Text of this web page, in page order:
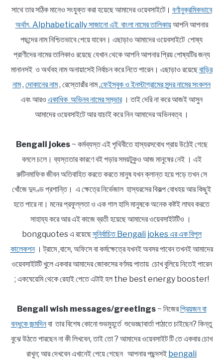
সাথে তার সঠিক মানেও সংযুক্ত করা হয়েছে আমাদের ওয়েবসাইটে। বর্ণানুক্রমিকভাবে
অর্থাৎ Alphabetically সাজানো এই বাংলা নামের তালিকায়আপনি আপনার
পছন্দের নাম নিশ্চিতভাবে পেয়ে যাবেন। এছাড়াও আমাদের ওয়েবসাইটে পোষ্য
প্রাণীদের নামের তালিকাও রয়েছে যেখান থেকে আপনি আপনার প্রিয় পোষ্যটির জন্য
মানানসই ও অর্থবহ নাম অনায়াসেই নির্বাচন করে নিতে পারেন। এছাড়াও রয়েছেবাড়ির
নাম, দোকানের নাম, রেস্তোরাঁর নাম ,ফেইসবুক ও ইনস্টাগ্রামের সুন্দর নামের সংকলন
এবং আরও একাধিক অভিনব নামের সম্ভার। তাই দেরি না করে আজই আসুন
আমাদের ওয়েবসাইটে আর যাচাই করে নিন আমাদের অভিনবত্ব ।
Bengali jokes~ কর্মব্যস্ত এই পৃথিবীতে হাস্যরসবোধ প্রায় উঠেই গেছে
বললে চলে। ব্যস্ততার কারণে বই পড়ার সময়টুকুও আজ মানুষের নেই । এই
রুটিনমাফিক জীবন অতিবাহিত করতে করতে মানুষ যখন ক্লান্ত হয়ে পড়ে তখন সে
খোঁজে দুদণ্ড প্রশান্তি। এ ক্ষেত্রে নির্ভেজাল হাস্যরসের বিকল্প বোধহয় আর কিছুই
হতে পারে না। মনের প্রফুল্লতা ও এক গাল হাসি মানুষকে অনেক কষ্টই লাঘব করতে
সাহায্য করে আর এই কাজে ব্রতী হয়েছে আমাদের ওয়েবসাইটটিও ।
bongquotes এ রয়েছেসুনির্বাচিত Bengali jokes এর এক বিপুল
কালেকশন। ট্রামে ,বাসে, অফিসে বা কর্মক্ষেত্রে যখনই অবসর পাবেন তখনই আমাদের
ওয়েবসাইটটি খুলে একবার আমাদের জোকসের বর্ণময় পাতায় চোখ বুলিয়ে নিতেই পারেন
; একঘেয়েমি থেকে রেহাই পেতে এটাই হল the best energy booster!
Bengali wish messages/greetings~ নিজেরপ্রিয়জন বা
বন্ধুকে জন্মদিনবা তার বিশেষ কোনো শুভমুহূর্তে শুভেচ্ছাবার্তা পাঠাতে চাইছেন? কিন্তু
বুঝে উঠতে পারছেন না কী লিখবেন, তাই তো ? আমাদের ওয়েবসাইট টি তে একবার চোখ
রাখুন; আর দেখবেন এখানেই পেয়ে গেছেন আপনার পছন্দসই bengali